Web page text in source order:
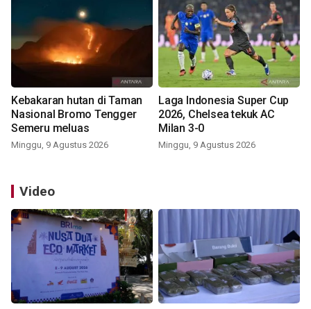
Kebakaran hutan di Taman
Nasional Bromo Tengger
Semeru meluas
Minggu, 9 Agustus 2026
Laga Indonesia Super Cup
2026, Chelsea tekuk AC
Milan 3-0
Minggu, 9 Agustus 2026
Video